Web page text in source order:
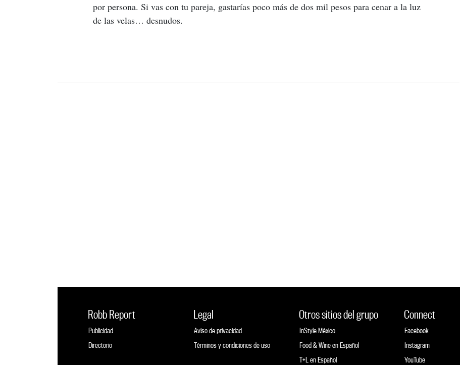
por persona. Si vas con tu pareja, gastarías poco más de dos mil pesos para cenar a la luz
de las velas… desnudos.
Robb Report
Publicidad
Directorio
Legal
Aviso de privacidad
Términos y condiciones de uso
Otros sitios del grupo
InStyle México
Food & Wine en Español
T+L en Español
Connect
Facebook
Instagram
YouTube